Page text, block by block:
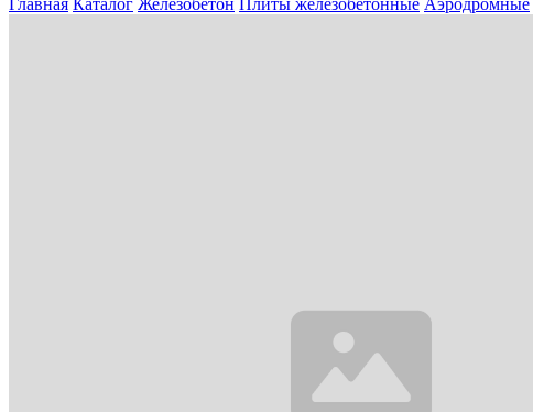
Главная Каталог Железобетон Плиты железобетонные Аэродромные